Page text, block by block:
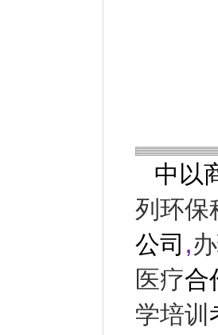
中以
列环保
公司 ,
医疗合
学培训